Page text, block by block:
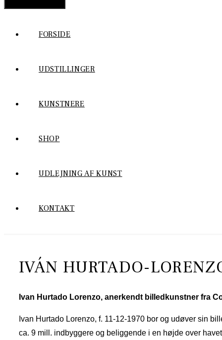
FORSIDE
UDSTILLINGER
KUNSTNERE
SHOP
UDLEJNING AF KUNST
KONTAKT
IVÁN HURTADO-
Ivan Hurtado Lorenzo, anerkendt billedkunstner fra
Ivan Hurtado Lorenzo, f. 11-12-1970 bor og udøver sin
ca. 9 mill. indbyggere og beliggende i en højde over